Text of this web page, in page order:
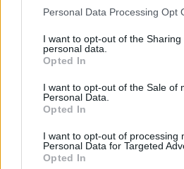
Please note that this website/app
not limited to your visit or usage
grant or deny consent to Google
use your data for below specified
consent section.
Personal Data Processing Opt
I want to opt-out of the Sharing
personal data.
Opted In
I want to opt-out of the Sale of
Personal Data.
Opted In
I want to opt-out of processing
Personal Data for Targeted
Opted In
(Merloi, 86.). Vezetőedző:
(90+5. – öngól)